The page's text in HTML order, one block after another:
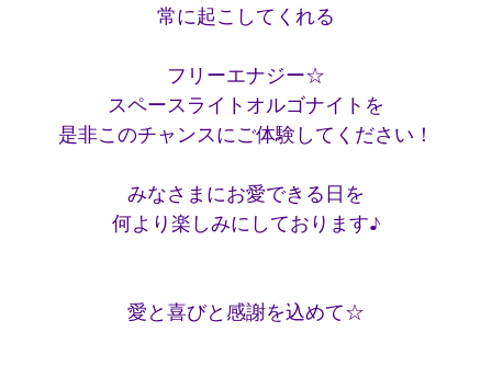
常に起こしてくれる
フリーエナジー☆
スペースライトオルゴナイトを
是非このチャンスにご体験してください！
みなさまにお愛できる日を
何より楽しみにしております♪
愛と喜びと感謝を込めて☆